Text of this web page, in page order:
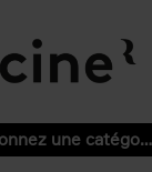
Sélectionnez une catégorie